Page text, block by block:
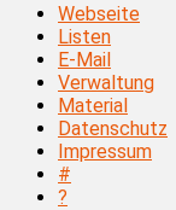
Webseite
Listen
E-Mail
Verwaltung
Material
Datenschutz
Impressum
#
?